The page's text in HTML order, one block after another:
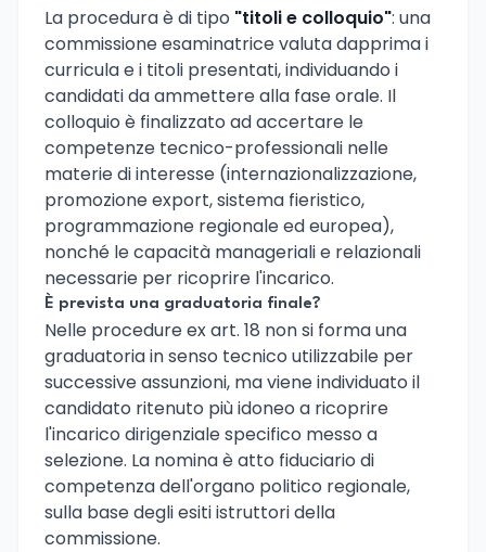
La procedura è di tipo "titoli e colloquio": una
commissione esaminatrice valuta dapprima i
curricula e i titoli presentati, individuando i
candidati da ammettere alla fase orale. Il
colloquio è finalizzato ad accertare le
competenze tecnico-professionali nelle
materie di interesse (internazionalizzazione,
promozione export, sistema fieristico,
programmazione regionale ed europea),
nonché le capacità manageriali e relazionali
necessarie per ricoprire l'incarico.
È prevista una graduatoria finale?
Nelle procedure ex art. 18 non si forma una
graduatoria in senso tecnico utilizzabile per
successive assunzioni, ma viene individuato il
candidato ritenuto più idoneo a ricoprire
l'incarico dirigenziale specifico messo a
selezione. La nomina è atto fiduciario di
competenza dell'organo politico regionale,
sulla base degli esiti istruttori della
commissione.